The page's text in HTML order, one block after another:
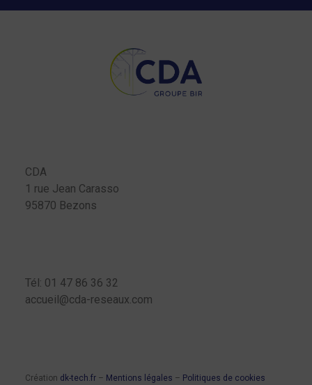
CDA
1 rue Jean Carasso
95870 Bezons
Tél: 01 47 86 36 32
accueil@cda-reseaux.com
Création dk-tech.fr– Mentions légales – Politiques de cookies